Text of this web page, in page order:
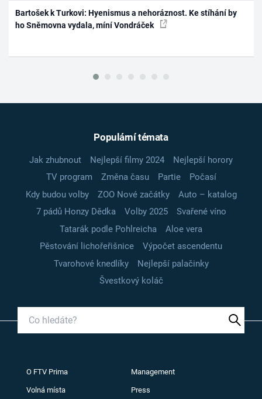
Bartošek k Turkovi: Hyenismus a nehoráznost. Ke stíhání by
ho Sněmovna vydala, míní Vondráček
Populární témata
Jak zhubnout Nejlepší filmy 2024
Nejlepší horory
TV program
Změna času Partie
Počasí
Kdy budou volby
ZOO Nové začátky
Auto – katalog
7 pádů Honzy Dědka
Volby 2025
Svařené víno
Tatarák podle Pohlreicha
Aloe vera
Pěstování lichořeřišnice
Výpočet ascendentu
Tvarohové knedlíky
Nejlepší palačinky
Švestkový koláč
O FTV Prima Management
Volná místa Press